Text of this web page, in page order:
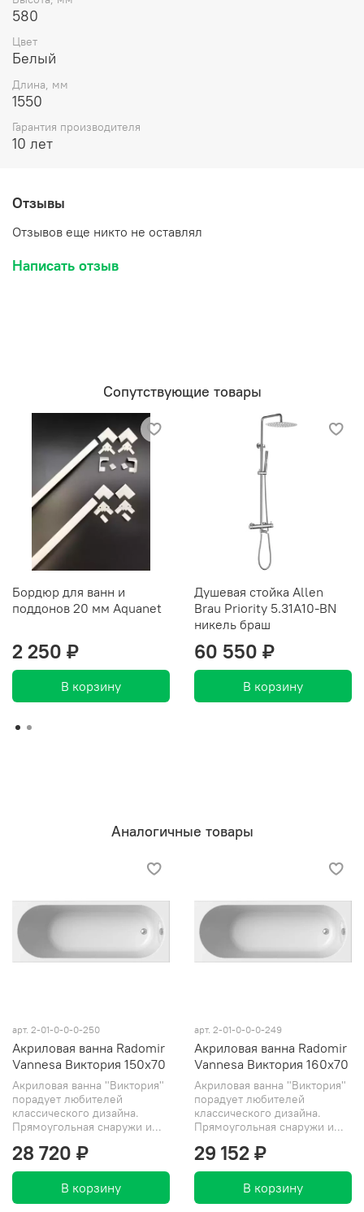
абсолютно безвреден для здоровья
580
Цвет
Белый
Длина, мм
1550
Гарантия производителя
10 лет
Отзывы
Отзывов еще никто не оставлял
Написать отзыв
Сопутствующие товары
Бордюр для ванн и
поддонов 20 мм Aquanet
2 250 ₽
В корзину
Душевая стойка Allen
Brau Priority 5.31A10-BN
никель браш
60 550 ₽
В корзину
Аналогичные товары
арт. 2-01-0-0-0-250
Акриловая ванна Radomir
Vannesa Виктория 150х70
Акриловая ванна "Виктория"
порадует любителей
классического дизайна.
Прямоугольная снаружи и...
28 720 ₽
В корзину
арт. 2-01-0-0-0-249
Акриловая ванна Radomir
Vannesa Виктория 160х70
Акриловая ванна "Виктория"
порадует любителей
классического дизайна.
Прямоугольная снаружи и...
29 152 ₽
В корзину